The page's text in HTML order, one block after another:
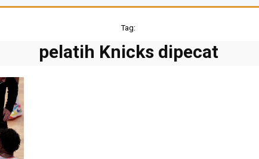
Tag:
pelatih Knicks dipecat